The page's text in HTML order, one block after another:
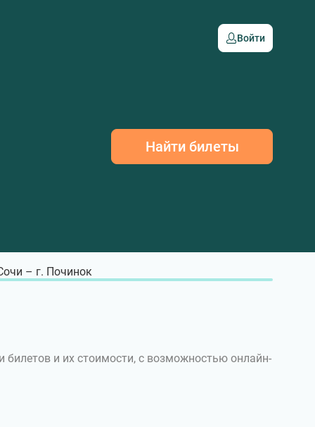
Войти
Найти билеты
– г. Починок
билетов и их стоимости, с возможностью онлайн-